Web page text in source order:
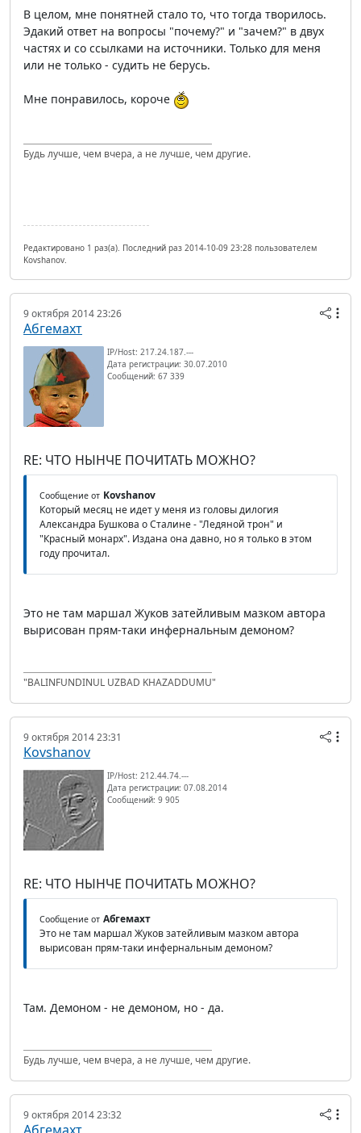
В целом, мне понятней стало то, что тогда творилось.
Эдакий ответ на вопросы "почему?" и "зачем?" в двух
частях и со ссылками на источники. Только для меня
или не только - судить не берусь.
Мне понравилось, короче
Будь лучше, чем вчера, а не лучше, чем другие.
Редактировано 1 раз(а). Последний раз 2014-10-09 23:28 пользователем
Kovshanov.
9 октября 2014 23:26
Абгемахт
IP/Host: 217.24.187.---
Дата регистрации: 30.07.2010
Сообщений: 67 339
RE: ЧТО НЫНЧЕ ПОЧИТАТЬ МОЖНО?
Сообщение от Kovshanov
Который месяц не идет у меня из головы дилогия
Александра Бушкова о Сталине - "Ледяной трон" и
"Красный монарх". Издана она давно, но я только в этом
году прочитал.
Это не там маршал Жуков затейливым мазком автора
вырисован прям-таки инфернальным демоном?
"BALINFUNDINUL UZBAD KHAZADDUMU"
9 октября 2014 23:31
Kovshanov
IP/Host: 212.44.74.---
Дата регистрации: 07.08.2014
Сообщений: 9 905
RE: ЧТО НЫНЧЕ ПОЧИТАТЬ МОЖНО?
Сообщение от Абгемахт
Это не там маршал Жуков затейливым мазком автора
вырисован прям-таки инфернальным демоном?
Там. Демоном - не демоном, но - да.
Будь лучше, чем вчера, а не лучше, чем другие.
9 октября 2014 23:32